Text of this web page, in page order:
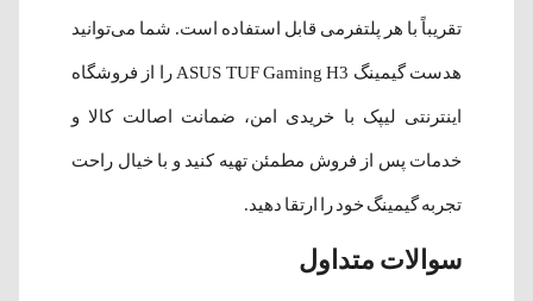
تقریباً با هر پلتفرمی قابل استفاده است. شما می‌توانید
هدست گیمینگ ASUS TUF Gaming H3 را از فروشگاه
اینترنتی لیپک با خریدی امن، ضمانت اصالت کالا و
خدمات پس از فروش مطمئن تهیه کنید و با خیال راحت
تجربه گیمینگ خود را ارتقا دهید.
سوالات متداول